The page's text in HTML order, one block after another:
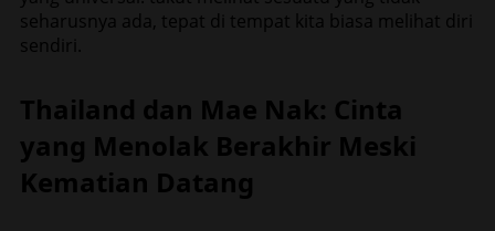
seharusnya ada, tepat di tempat kita biasa melihat diri
sendiri.
Thailand dan Mae Nak: Cinta
yang Menolak Berakhir Meski
Kematian Datang